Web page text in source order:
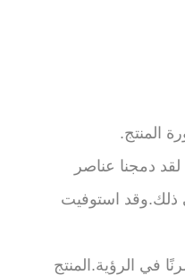
المنتج.
لقد دمجنا عناصر
ذلك.وقد استوفيت
في الرؤية.المنتج